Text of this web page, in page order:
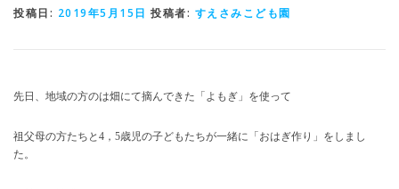
アクセス お問い合わせ
投稿日: 2019年5月15日 投稿者: すえさみこども園
先日、地域の方のは畑にて摘んできた「よもぎ」を使って
祖父母の方たちと4，5歳児の子どもたちが一緒に「おはぎ作り」をしまし
た。